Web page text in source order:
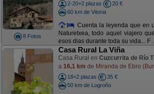
8 Fotos
2-20+2 plazas
20 €
60 km de Vitoria
Cuenta la leyenda que en
Naturetxea, todo aquel viajero
esos dias durante toda su vida... F
Casa Rural La Viña
Casa Rural en Cuzcurrita de Río
a 16,1 km de Miranda de Ebro
18+2 plazas
35 €
50 km de Logroño